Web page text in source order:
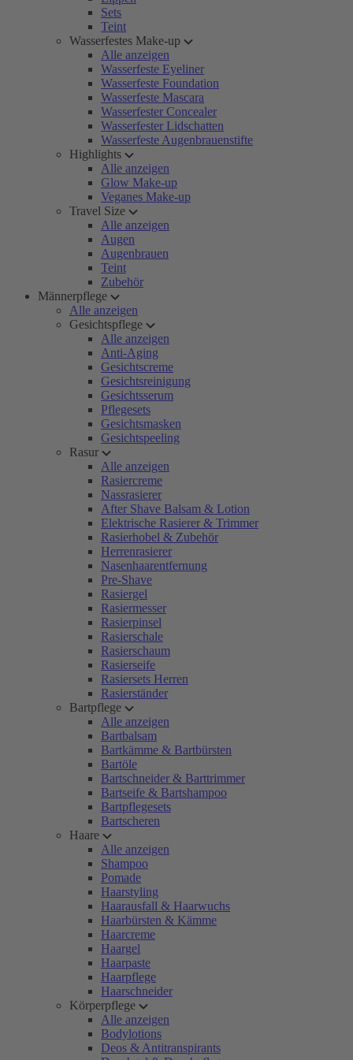
Sets
Teint
Wasserfestes Make-up
Alle anzeigen
Wasserfeste Eyeliner
Wasserfeste Foundation
Wasserfeste Mascara
Wasserfester Concealer
Wasserfester Lidschatten
Wasserfeste Augenbrauenstifte
Highlights
Alle anzeigen
Glow Make-up
Veganes Make-up
Travel Size
Alle anzeigen
Augen
Augenbrauen
Teint
Zubehör
Männerpflege
Alle anzeigen
Gesichtspflege
Alle anzeigen
Anti-Aging
Gesichtscreme
Gesichtsreinigung
Gesichtsserum
Pflegesets
Gesichtsmasken
Gesichtspeeling
Rasur
Alle anzeigen
Rasiercreme
Nassrasierer
After Shave Balsam & Lotion
Elektrische Rasierer & Trimmer
Rasierhobel & Zubehör
Herrenrasierer
Nasenhaarentfernung
Pre-Shave
Rasiergel
Rasiermesser
Rasierpinsel
Rasierschale
Rasierschaum
Rasierseife
Rasiersets Herren
Rasierständer
Bartpflege
Alle anzeigen
Bartbalsam
Bartkämme & Bartbürsten
Bartöle
Bartschneider & Barttrimmer
Bartseife & Bartshampoo
Bartpflegesets
Bartscheren
Haare
Alle anzeigen
Shampoo
Pomade
Haarstyling
Haarausfall & Haarwuchs
Haarbürsten & Kämme
Haarcreme
Haargel
Haarpaste
Haarpflege
Haarschneider
Körperpflege
Alle anzeigen
Bodylotions
Deos & Antitranspirants